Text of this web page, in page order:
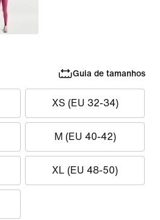
Guia de tamanhos
XS (EU 32-34)
M (EU 40-42)
XL (EU 48-50)